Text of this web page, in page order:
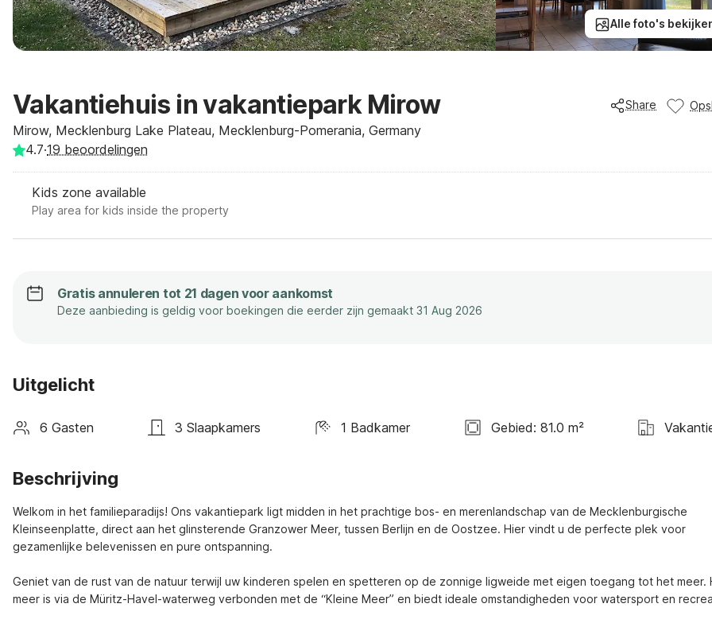
Alle foto's
Vakantiehuis in vakantiepark Mirow
Mirow, Mecklenburg Lake Plateau, Mecklenburg-Pomerania, Germany
Share
4.7·19 beoordelingen
Kids zone available
Play area for kids inside the property
Gratis annuleren tot 21 dagen voor aankomst
Deze aanbieding is geldig voor boekingen die eerder zijn gemaakt 31 Aug 2026
Uitgelicht
6 Gasten 3 Slaapkamers 1 Badkamer Gebied: 81.0 m²
Beschrijving
Welkom in het familieparadijs! Ons vakantiepark ligt midden in het prachtige bos- en merenlandschap van de Mecklenburgische
Kleinseenplatte, direct aan het glinsterende Granzower Meer, tussen Berlijn en de Oostzee. Hier vindt u de perfecte plek voor
gezamenlijke belevenissen en pure ontspanning.
Geniet van de rust van de natuur terwijl uw kinderen spelen en spetteren op de zonnige ligweide met eigen toegang tot het meer.
meer is via de Müritz-Havel-waterweg verbonden met de “Kleine Meer” en biedt ideale omstandigheden voor watersport en